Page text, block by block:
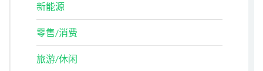
新能源
零售/消费
旅游/休闲